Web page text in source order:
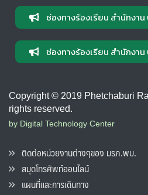
ช่องทางร้องเรียน สำนักงาน
ช่องทางร้องเรียน สำนักงาน
Copyright © 2019 Phetchaburi
rights reserved.
by Digital Technology Center
ติดต่อหน่วยงานต่างๆของ มรภ.พบ.
สมุดโทรศัพท์ออนไลน์
แผนที่และการเดินทาง